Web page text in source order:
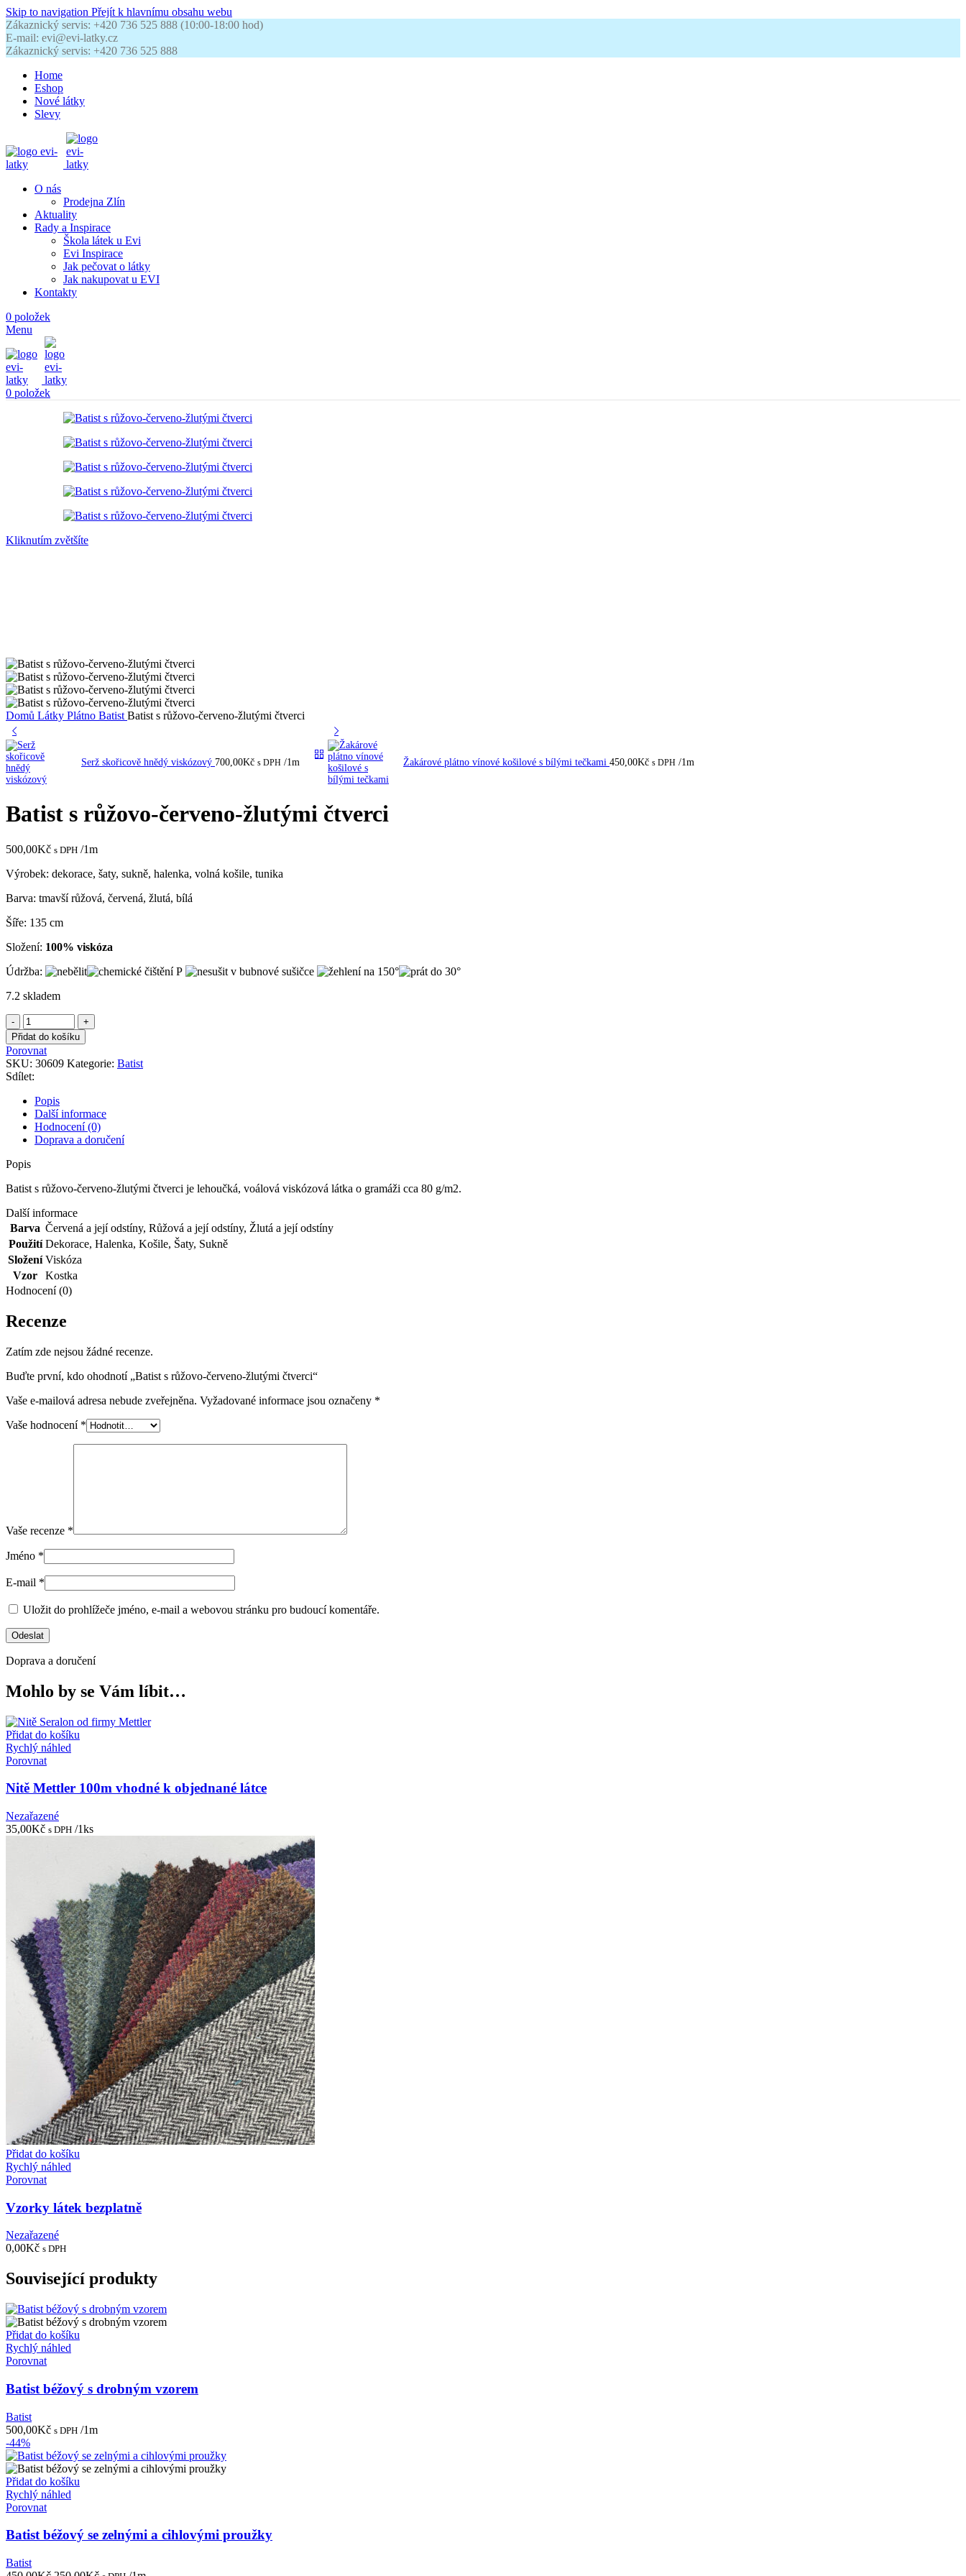
Skip to navigation Přejít k hlavnímu obsahu webu
Zákaznický servis: +420 736 525 888 (10:00-18:00 hod)
E-mail: evi@evi-latky.cz
Zákaznický servis: +420 736 525 888
Home
Eshop
Nové látky
Slevy
O nás
Prodejna Zlín
Aktuality
Rady a Inspirace
Škola látek u Evi
Evi Inspirace
Jak pečovat o látky
Jak nakupovat u EVI
Kontakty
0 položek
Menu
0 položek
Kliknutím zvětšíte
Domů Látky Plátno Batist Batist s růžovo-červeno-žlutými čtverci
Serž skořicově hnědý viskózový 700,00Kč s DPH /1m Žakárové plátno vínové košilové s bílými tečkami 450,00Kč s DPH /1m
Batist s růžovo-červeno-žlutými čtverci
500,00Kč s DPH /1m
Výrobek: dekorace, šaty, sukně, halenka, volná košile, tunika
Barva: tmavší růžová, červená, žlutá, bílá
Šíře: 135 cm
Složení: 100% viskóza
Údržba:
7.2 skladem
Batist
s
růžovo-
červeno-
žlutými
čtverci
množství
Přidat do košíku
Porovnat
SKU: 30609 Kategorie: Batist
Sdílet:
Popis
Další informace
Hodnocení (0)
Doprava a doručení
Popis
Batist s růžovo-červeno-žlutými čtverci je lehoučká, voálová viskózová látka o gramáži cca 80 g/m2.
Další informace
Barva Červená a její odstíny, Růžová a její odstíny, Žlutá a její odstíny
Použití Dekorace, Halenka, Košile, Šaty, Sukně
Složení Viskóza
Vzor
Kostka
Hodnocení (0)
Recenze
Zatím zde nejsou žádné recenze.
Buďte první, kdo ohodnotí „Batist s růžovo-červeno-žlutými čtverci“
Vaše e-mailová adresa nebude zveřejněna. Vyžadované informace jsou označeny *
Vaše hodnocení *
Vaše recenze *
Jméno *
E-mail *
Uložit do prohlížeče jméno, e-mail a webovou stránku pro budoucí komentáře.
Doprava a doručení
Mohlo by se Vám líbit…
Přidat do košíku
Rychlý náhled
Porovnat
Nitě Mettler 100m vhodné k objednané látce
Nezařazené
35,00Kč s DPH /1ks
Přidat do košíku
Rychlý náhled
Porovnat
Vzorky látek bezplatně
Nezařazené
0,00Kč s DPH
Související produkty
Přidat do košíku
Rychlý náhled
Porovnat
Batist béžový s drobným vzorem
Batist
500,00Kč s DPH /1m
-44%
Přidat do košíku
Rychlý náhled
Porovnat
Batist béžový se zelnými a cihlovými proužky
Batist